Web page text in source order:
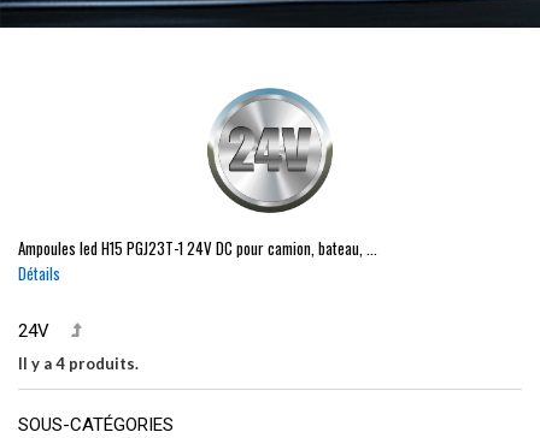
Ampoules led H15 PGJ23T-124V DC pour camion, bateau, ...
Détails
24V
Il y a 4 produits.
SOUS-CATÉGORIES